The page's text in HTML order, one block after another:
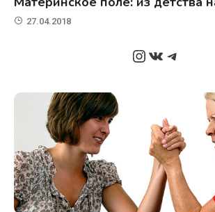
27.04.2018
Instagram